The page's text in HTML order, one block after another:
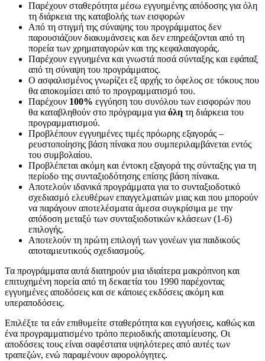
Παρέχουν σταθερότητα μέσω εγγυημένης απόδοσης για όλη
τη διάρκεια της καταβολής των εισφορών
Από τη στιγμή της σύναψης του προγράμματος δεν
παρουσιάζουν διακυμάνσεις και δεν επηρεάζονται από τη
πορεία των χρηματαγορών και της κεφαλαιαγοράς.
Παρέχουν εγγυημένα και γνωστά ποσά σύνταξης και εφάπαξ
από τη σύναψη του προγράμματος.
Ο ασφαλισμένος γνωρίζει εξ αρχής το όφελος σε τόκους που
θα αποκομίσει από το προγραμματισμό του.
Παρέχουν 100% εγγύηση του συνόλου των εισφορών που
θα καταβληθούν στο πρόγραμμα για όλη τη διάρκεια του
προγραμματισμού.
Προβλέπουν εγγυημένες τιμές πρόωρης εξαγοράς –
ρευστοποίησης βάση πίνακα που συμπεριλαμβάνεται εντός
του συμβολαίου.
Προβλέπεται ακόμη και έντοκη εξαγορά της σύνταξης για τη
περίοδο της συνταξιοδότησης επίσης βάση πίνακα.
Αποτελούν ιδανικά προγράμματα για το συνταξιοδοτικό
σχεδιασμό ελευθέρων επαγγελματιών μιας και που μπορούν
να παράγουν αποτελέσματα άμεσα συγκρίσιμα με την
απόδοση μεταξύ των συνταξιοδοτικών κλάσεων (1-6)
επιλογής.
Αποτελούν τη πρώτη επιλογή των γονέων για παιδικούς
αποταμιευτικούς σχεδιασμούς.
Τα προγράμματα αυτά διατηρούν μια ιδιαίτερα μακρόπνοη και
επιτυχημένη πορεία από τη δεκαετία του 1990 παρέχοντας
εγγυημένες αποδόσεις και σε κάποιες εκδόσεις ακόμη και
υπεραποδόσεις.
Επιλέξτε τα εάν επιθυμείτε σταθερότητα και εγγυήσεις, καθώς και
ένα προγραμματισμένο τρόπο περιοδικής αποταμίευσης. Οι
αποδόσεις τους είναι σαφέστατα υψηλότερες από αυτές των
τραπεζών, ενώ παραμένουν αφορολόγητες.